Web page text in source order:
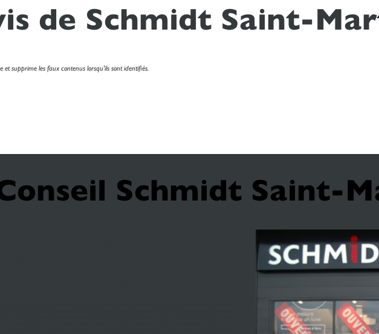
de Schmidt Saint-
et supprime les faux contenus lorsqu'ils sont identifiés.
Schmidt Saint-